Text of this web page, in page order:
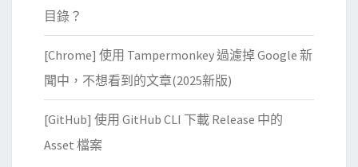
目錄？
[Chrome] 使用 Tampermonkey 過濾掉 Google 新
聞中，不想看到的文章(2025新版)
[GitHub] 使用 GitHub CLI 下載 Release 中的
Asset 檔案